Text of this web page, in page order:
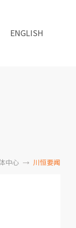
ENGLISH
中心 川恒要闻